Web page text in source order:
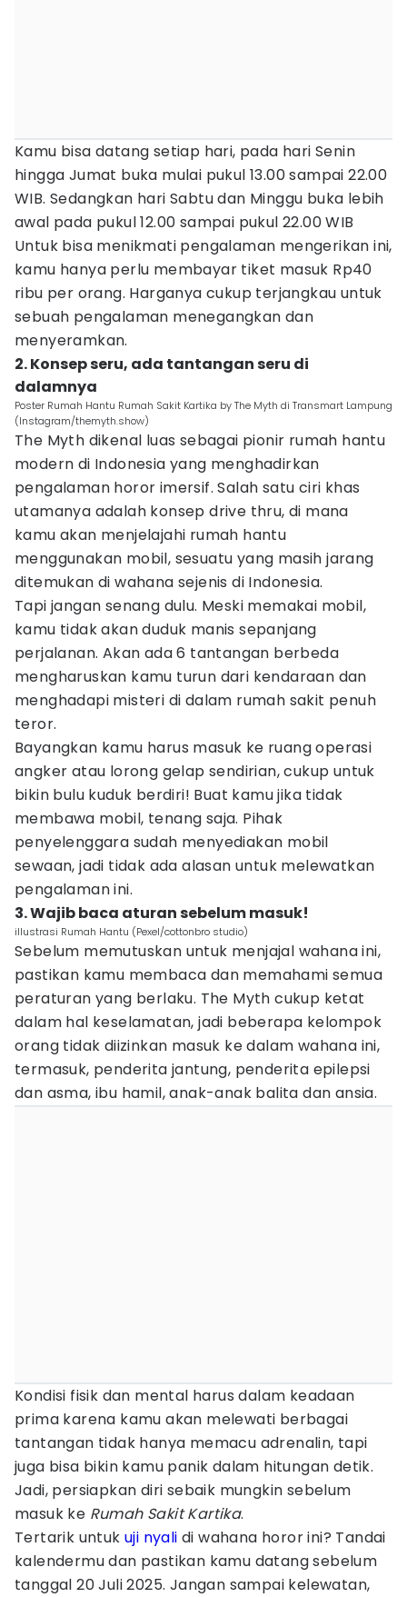
Kamu bisa datang setiap hari, pada hari Senin
hingga Jumat buka mulai pukul 13.00 sampai 22.00
WIB. Sedangkan hari Sabtu dan Minggu buka lebih
awal pada pukul 12.00 sampai pukul 22.00 WIB
Untuk bisa menikmati pengalaman mengerikan ini,
kamu hanya perlu membayar tiket masuk Rp40
ribu per orang. Harganya cukup terjangkau untuk
sebuah pengalaman menegangkan dan
menyeramkan.
2. Konsep seru, ada tantangan seru di
dalamnya
Poster Rumah Hantu Rumah Sakit Kartika by The Myth di Transmart Lampung
(Instagram/themyth.show)
The Myth dikenal luas sebagai pionir rumah hantu
modern di Indonesia yang menghadirkan
pengalaman horor imersif. Salah satu ciri khas
utamanya adalah konsep drive thru, di mana
kamu akan menjelajahi rumah hantu
menggunakan mobil, sesuatu yang masih jarang
ditemukan di wahana sejenis di Indonesia.
Tapi jangan senang dulu. Meski memakai mobil,
kamu tidak akan duduk manis sepanjang
perjalanan. Akan ada 6 tantangan berbeda
mengharuskan kamu turun dari kendaraan dan
menghadapi misteri di dalam rumah sakit penuh
teror.
Bayangkan kamu harus masuk ke ruang operasi
angker atau lorong gelap sendirian, cukup untuk
bikin bulu kuduk berdiri! Buat kamu jika tidak
membawa mobil, tenang saja. Pihak
penyelenggara sudah menyediakan mobil
sewaan, jadi tidak ada alasan untuk melewatkan
pengalaman ini.
3. Wajib baca aturan sebelum masuk!
illustrasi Rumah Hantu (Pexel/cottonbro studio)
Sebelum memutuskan untuk menjajal wahana ini,
pastikan kamu membaca dan memahami semua
peraturan yang berlaku. The Myth cukup ketat
dalam hal keselamatan, jadi beberapa kelompok
orang tidak diizinkan masuk ke dalam wahana ini,
termasuk, penderita jantung, penderita epilepsi
dan asma, ibu hamil, anak-anak balita dan ansia.
Kondisi fisik dan mental harus dalam keadaan
prima karena kamu akan melewati berbagai
tantangan tidak hanya memacu adrenalin, tapi
juga bisa bikin kamu panik dalam hitungan detik.
Jadi, persiapkan diri sebaik mungkin sebelum
masuk ke Rumah Sakit Kartika.
Tertarik untukuji nyali di wahana horor ini? Tandai
kalendermu dan pastikan kamu datang sebelum
tanggal 20 Juli 2025. Jangan sampai kelewatan,